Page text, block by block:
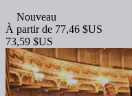
Nouveau
À partir de 77,46 $US
73,59 $US